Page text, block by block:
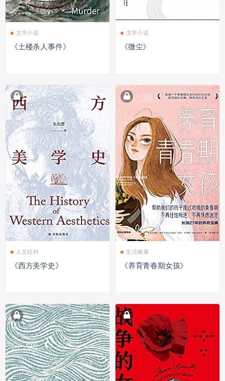
文学小说
《土楼杀人事件》
文学小说
《微尘》
人文社科
《西方美学史》
生活健康
《养育青春期女孩》